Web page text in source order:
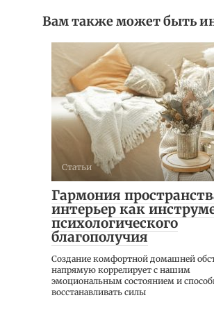
Вам также может быть
Статьи
Гармония
интерьер как
психологического
благополучия
Создание комфортной домашней
напрямую коррелирует с нашим
эмоциональным состоянием и
восстанавливать силы